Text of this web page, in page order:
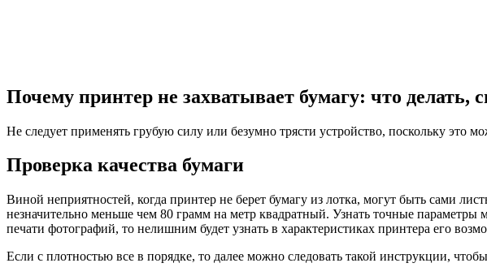
Почему принтер не захватывает бумагу: что делать,
Не следует применять грубую силу или безумно трясти устройство, поскольку
Проверка качества бумаги
Виной неприятностей, когда принтер не берет бумагу из лотка, могут быть сами
незначительно меньше чем 80 грамм на метр квадратный. Узнать точные
печати фотографий, то нелишним будет узнать в характеристиках принтера его
Если с плотностью все в порядке, то далее можно следовать такой инструкции,